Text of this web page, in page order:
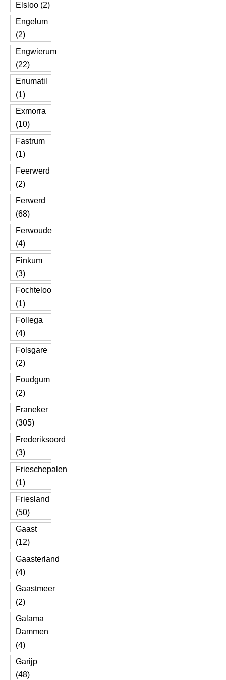
Elsloo (2)
Engelum
(2)
Engwierum
(22)
Enumatil
(1)
Exmorra
(10)
Fastrum
(1)
Feerwerd
(2)
Ferwerd
(68)
Ferwoude
(4)
Finkum
(3)
Fochteloo
(1)
Follega
(4)
Folsgare
(2)
Foudgum
(2)
Franeker
(305)
Frederiksoord
(3)
Frieschepalen
(1)
Friesland
(50)
Gaast
(12)
Gaasterland
(4)
Gaastmeer
(2)
Galama
Dammen
(4)
Garijp
(48)